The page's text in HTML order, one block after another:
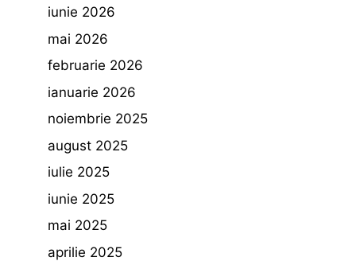
iunie 2026
mai 2026
februarie 2026
ianuarie 2026
noiembrie 2025
august 2025
iulie 2025
iunie 2025
mai 2025
aprilie 2025